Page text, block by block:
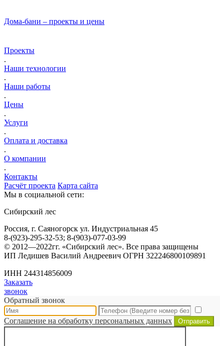
Дома-бани – проекты и цены
Проекты
.
Наши технологии
.
Наши работы
.
Цены
.
Услуги
.
Оплата и доставка
.
О компании
.
Контакты
Расчёт проекта Карта сайта
Мы в социальной сети:
Сибирский лес
Россия, г. Саяногорск ул. Индустриальная 45
8-(923)-295-32-53; 8-(903)-077-03-99
© 2012—2022гг. «Сибирский лес». Все права защищены
ИП Ледишев Василий Андреевич ОГРН 322246800109891
ИНН 244314856009
Заказать
звонок
Обратный звонок
Соглашение на обработку персональных данных Отправить